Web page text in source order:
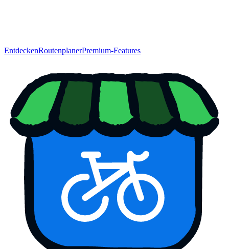
EntdeckenRoutenplanerPremium-Features